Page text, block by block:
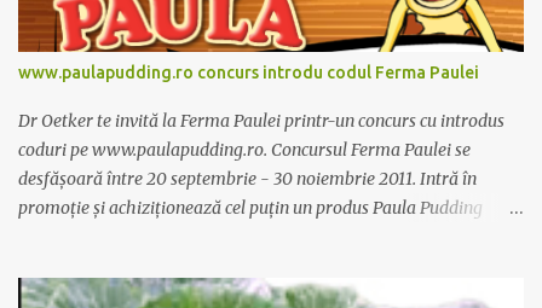
www.paulapudding.ro concurs introdu codul Ferma Paulei
Dr Oetker te invită la Ferma Paulei printr-un concurs cu introdus
coduri pe www.paulapudding.ro. Concursul Ferma Paulei se
desfășoară între 20 septembrie - 30 noiembrie 2011. Intră în
promoție și achiziționează cel puțin un produs Paula Pudding
concurs Ferma Paulei. Poți căștiga zilnic truse de grădinărit,